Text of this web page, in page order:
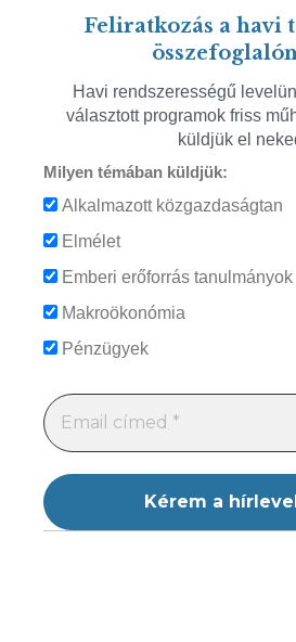
Feliratkozás a havi
Havi rendszerességű
választott programok friss
küldjük el
Milyen témában küldjük:
Alkalmazott közgazdaságtan
Elmélet
Emberi erőforrás tanulmányok
Makroökonómia
Pénzügyek